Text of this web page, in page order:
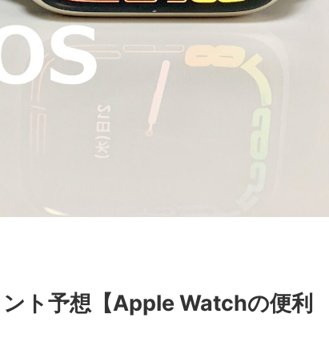
ト予想【Apple Watchの便利